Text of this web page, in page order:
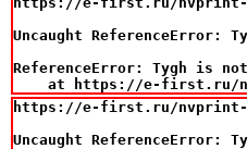
Uncaught ReferenceError:
ReferenceError: Tygh is
at https://e-
https://e-first.ru/nvprint-
Uncaught ReferenceError: